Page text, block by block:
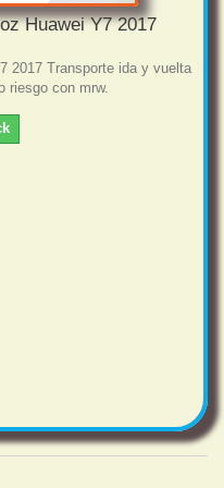
Huawei Y7 2017
2017 Transporte ida y vuelta
riesgo con mrw.